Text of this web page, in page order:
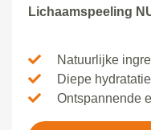
Lichaamspeeling
Natuurlijke
Diepe hydratatie
Ontspannende